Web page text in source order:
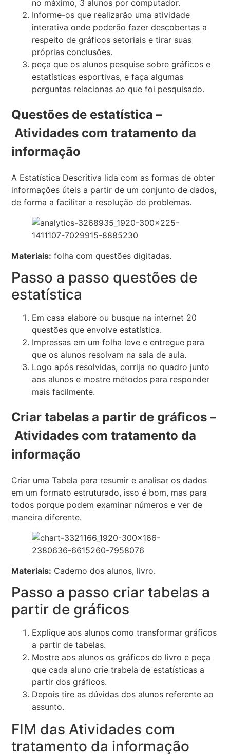
no máximo, 3 alunos por computador.
Informe-os que realizarão uma atividade
interativa onde poderão fazer descobertas a
respeito de gráficos setoriais e tirar suas
próprias conclusões.
peça que os alunos pesquise sobre gráficos e
estatísticas esportivas, e faça algumas
perguntas relacionas ao que foi pesquisado.
Questões de estatística –
Atividades com tratamento da
informação
A Estatística Descritiva lida com as formas de obter
informações úteis a partir de um conjunto de dados,
de forma a facilitar a resolução de problemas.
Materiais: folha com questões digitadas.
Passo a passo questões de
estatística
Em casa elabore ou busque na internet 20
questões que envolve estatística.
Impressas em um folha leve e entregue para
que os alunos resolvam na sala de aula.
Logo após resolvidas, corrija no quadro junto
aos alunos e mostre métodos para responder
mais facilmente.
Criar tabelas a partir de gráficos –
Atividades com tratamento da
informação
Criar uma Tabela para resumir e analisar os dados
em um formato estruturado, isso é bom, mas para
todos porque podem examinar números e ver de
maneira diferente.
Materiais: Caderno dos alunos, livro.
Passo a passo criar tabelas a
partir de gráficos
Explique aos alunos como transformar gráficos
a partir de tabelas.
Mostre aos alunos os gráficos do livro e peça
que cada aluno crie trabela de estatísticas a
partir dos gráficos.
Depois tire as dúvidas dos alunos referente ao
assunto.
FIM das Atividades com
tratamento da informação